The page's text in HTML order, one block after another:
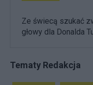
Ze świecą szukać
głowy dla Donalda
Tematy Redakcja